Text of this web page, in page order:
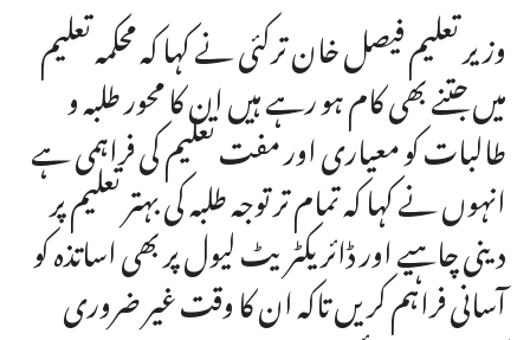
وزیر تعلیم فیصل خان ترکئی نے کہا کہ محکمہ تعلیم
میں جتنے بھی کام ہو رہے ہیں ان کا محور طلبہ و
طالبات کو معیاری اور مفت تعلیم کی فراہمی ہے
انہوں نے کہا کہ تمام تر توجہ طلبہ کی بہتر تعلیم پر
دینی چاہیے اور ڈائریکٹریٹ لیول پر بھی اساتذہ کو
آسانی فراہم کریں تاکہ ان کا وقت غیر ضروری